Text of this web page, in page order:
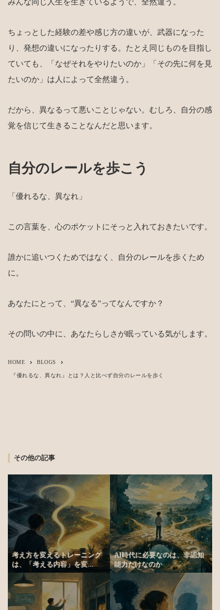
みんな同じ人生を生きているようで、全然違う。
ちょっとした経験の差や感じ方の違いが、武器になった
り、発想の違いになったりする。たとえ同じものを目指し
ていても、「なぜそれをやりたいのか」「その先に何を見
たいのか」は人によって全然違う。
だから、異なるって悪いことじゃない。むしろ、自分の感
覚を信じて生きることなんだと思います。
自分のレールを歩こう
「優れるな、異なれ」
この言葉を、心のポケットにそっと入れておきたいです。
誰かに追いつくためではなく、自分のレールを歩くため
に。
あなたにとって、“異なる”ってなんですか？
その問いの中に、あなたらしさが眠っている気がします。
HOME keyboard_arrow_right BLOGS keyboard_arrow_right
『優れるな、異なれ』とは？人と比べず自分のレールを歩く
その他の記事
考え方を変えるトレーニング
は、「考える内容」を変...
AI時代に必要なのは、非認知
能力だけなのか